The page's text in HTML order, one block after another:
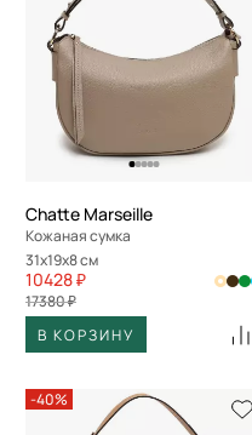
Chatte Marseille
Кожаная сумка
31x19x8 см
10428 ₽
17380 ₽
В КОРЗИНУ
-40%